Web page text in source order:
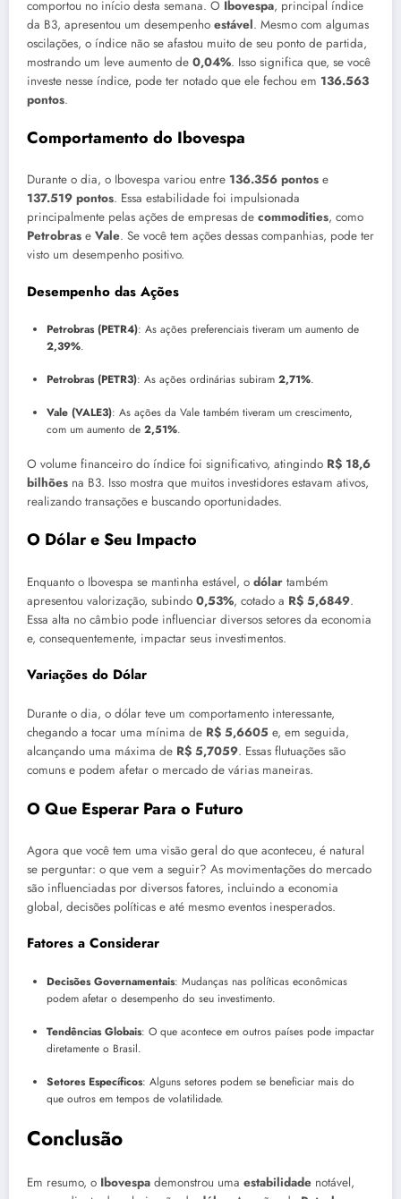
comportou no início desta semana. O Ibovespa, principal índice
da B3, apresentou um desempenho estável. Mesmo com algumas
oscilações, o índice não se afastou muito de seu ponto de partida,
mostrando um leve aumento de 0,04%. Isso significa que, se você
investe nesse índice, pode ter notado que ele fechou em 136.563
pontos.
Comportamento do Ibovespa
Durante o dia, o Ibovespa variou entre 136.356 pontos e
137.519 pontos. Essa estabilidade foi impulsionada
principalmente pelas ações de empresas de commodities, como
Petrobras e Vale. Se você tem ações dessas companhias, pode ter
visto um desempenho positivo.
Desempenho das Ações
Petrobras (PETR4): As ações preferenciais tiveram um aumento de
2,39%.
Petrobras (PETR3): As ações ordinárias subiram 2,71%.
Vale (VALE3): As ações da Vale também tiveram um crescimento,
com um aumento de 2,51%.
O volume financeiro do índice foi significativo, atingindo R$ 18,6
bilhões na B3. Isso mostra que muitos investidores estavam ativos,
realizando transações e buscando oportunidades.
O Dólar e Seu Impacto
Enquanto o Ibovespa se mantinha estável, o dólar também
apresentou valorização, subindo 0,53%, cotado a R$ 5,6849.
Essa alta no câmbio pode influenciar diversos setores da economia
e, consequentemente, impactar seus investimentos.
Variações do Dólar
Durante o dia, o dólar teve um comportamento interessante,
chegando a tocar uma mínima de R$ 5,6605 e, em seguida,
alcançando uma máxima de R$ 5,7059. Essas flutuações são
comuns e podem afetar o mercado de várias maneiras.
O Que Esperar Para o Futuro
Agora que você tem uma visão geral do que aconteceu, é natural
se perguntar: o que vem a seguir? As movimentações do mercado
são influenciadas por diversos fatores, incluindo a economia
global, decisões políticas e até mesmo eventos inesperados.
Fatores a Considerar
Decisões Governamentais: Mudanças nas políticas econômicas
podem afetar o desempenho do seu investimento.
Tendências Globais: O que acontece em outros países pode impactar
diretamente o Brasil.
Setores Específicos: Alguns setores podem se beneficiar mais do
que outros em tempos de volatilidade.
Conclusão
Em resumo, o Ibovespa demonstrou uma estabilidade notável,